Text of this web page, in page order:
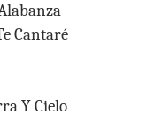
Cantaré
Y Cielo